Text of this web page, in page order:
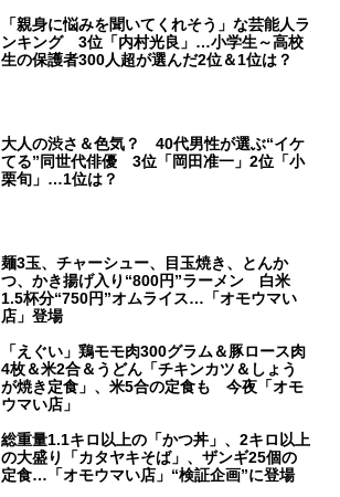
「親身に悩みを聞いてくれそう」な芸能人ラ
ンキング 3位「内村光良」…小学生～高校
生の保護者300人超が選んだ2位＆1位は？
大人の渋さ＆色気？ 40代男性が選ぶ“イケ
てる”同世代俳優 3位「岡田准一」2位「小
栗旬」…1位は？
麺3玉、チャーシュー、目玉焼き、とんか
つ、かき揚げ入り“800円”ラーメン 白米
1.5杯分“750円”オムライス…「オモウマい
店」登場
「えぐい」鶏モモ肉300グラム＆豚ロース肉
4枚＆米2合＆うどん「チキンカツ＆しょう
が焼き定食」、米5合の定食も 今夜「オモ
ウマい店」
総重量1.1キロ以上の「かつ丼」、2キロ以上
の大盛り「カタヤキそば」、ザンギ25個の
定食…「オモウマい店」“検証企画”に登場